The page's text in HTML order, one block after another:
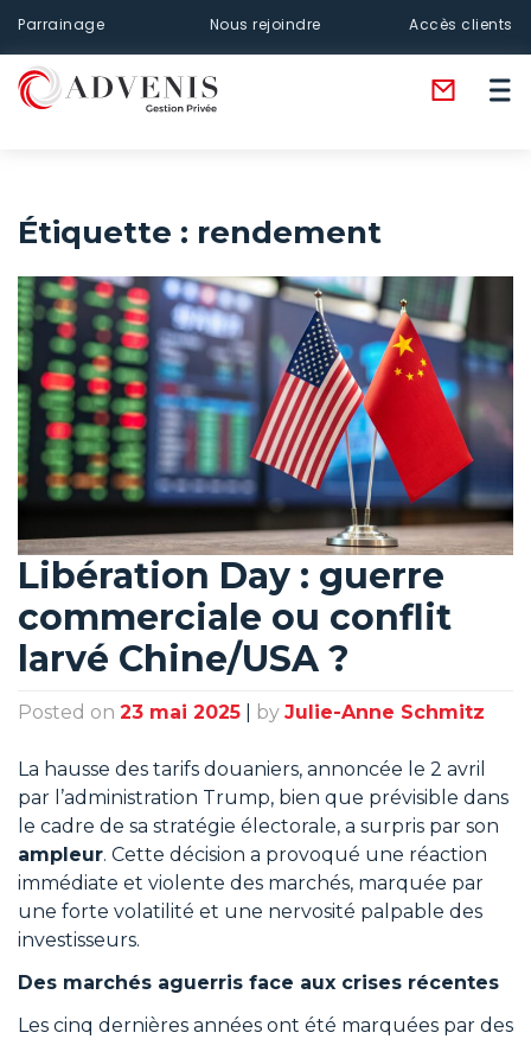
Parrainage Nous rejoindre Accès clients
Étiquette : rendement
Libération Day : guerre
commerciale ou conflit
larvé Chine/USA ?
Posted on 23 mai 2025 by Julie-Anne Schmitz
La hausse des tarifs douaniers, annoncée le 2 avril
par l’administration Trump, bien que prévisible dans
le cadre de sa stratégie électorale, a surpris par son
ampleur. Cette décision a provoqué une réaction
immédiate et violente des marchés, marquée par
une forte volatilité et une nervosité palpable des
investisseurs.
Des marchés aguerris face aux crises récentes
Les cinq dernières années ont été marquées par des